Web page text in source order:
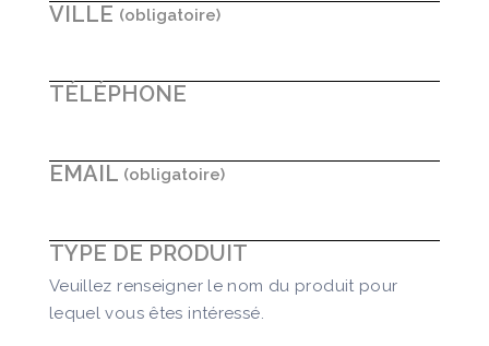
VILLE
TÉLÉPHONE
EMAIL
TYPE DE PRODUIT
Veuillez renseigner le nom du produit pour
lequel vous êtes intéressé.